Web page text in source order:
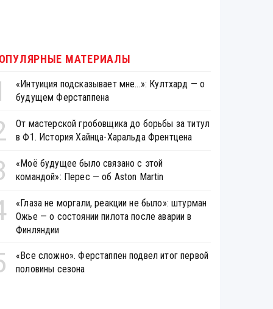
МАТЕРИАЛЫ
«Интуиция подсказывает мне...»: Култхард — о
будущем Ферстаппена
От мастерской гробовщика до борьбы за титул
в Ф1. История Хайнца-Харальда Френтцена
«Моё будущее было связано с этой
командой»: Перес — об Aston Martin
«Глаза не моргали, реакции не было»: штурман
Ожье — о состоянии пилота после аварии в
Финляндии
«Все сложно». Ферстаппен подвел итог первой
половины сезона